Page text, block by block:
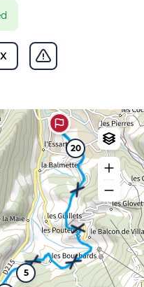
5
20